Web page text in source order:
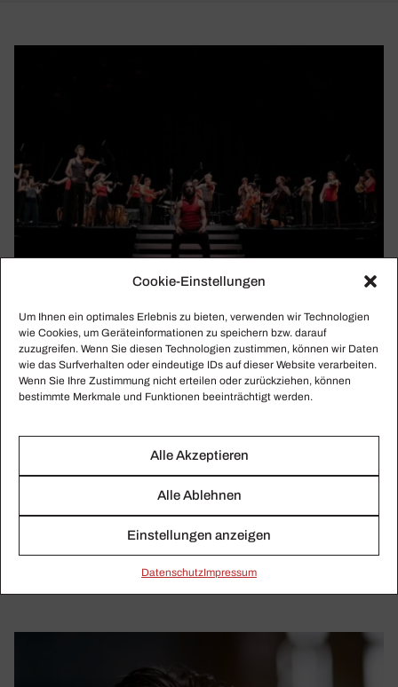
Cookie-Einstellungen
Um Ihnen ein optimales Erlebnis zu bieten, verwenden wir Technologien
wie Cookies, um Geräteinformationen zu speichern bzw. darauf
zuzugreifen. Wenn Sie diesen Technologien zustimmen, können wir Daten
wie das Surfverhalten oder eindeutige IDs auf dieser Website verarbeiten.
Wenn Sie Ihre Zustimmung nicht erteilen oder zurückziehen, können
bestimmte Merkmale und Funktionen beeinträchtigt werden.
Alle Akzeptieren
Alle Ablehnen
Einstellungen anzeigen
Daten­schutzImpressum
DEUTSCHES SYMPHONIE-ORCHESTER
Sans­krit, Astro­logie und Jesus
#planet_rotation, die neue Klangperformance der Reihe
der jungen norddeutschen philharmonie.